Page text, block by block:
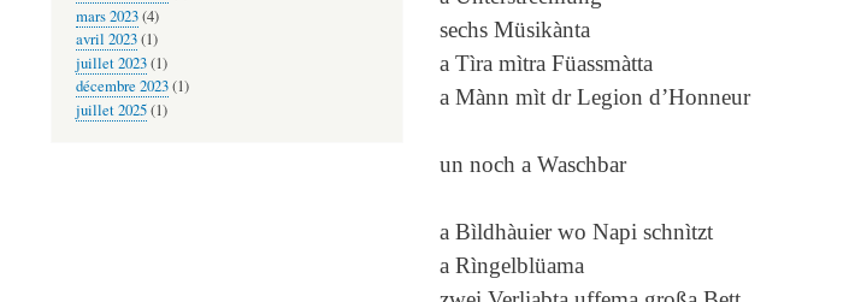
sechs Müsikànta
a Tìra mìtra Füassmàtta
a Mànn mìt dr Legion d’Honneur
un noch a Waschbar
a Bìldhàuier wo Napi schnìtzt
a Rìngelblüama
mars 2023(4)
avril 2023(1)
juillet 2023(1)
décembre 2023(1)
juillet 2025(1)